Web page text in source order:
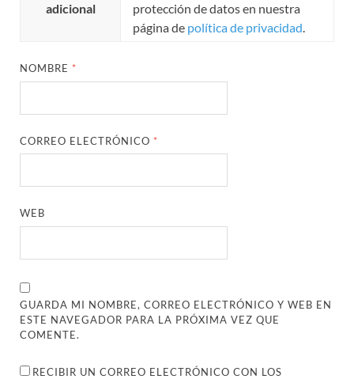
adicional
protección de datos en nuestra
página de política de privacidad.
NOMBRE *
CORREO ELECTRÓNICO *
WEB
GUARDA MI NOMBRE, CORREO ELECTRÓNICO Y WEB EN
ESTE NAVEGADOR PARA LA PRÓXIMA VEZ QUE
COMENTE.
RECIBIR UN CORREO ELECTRÓNICO CON LOS